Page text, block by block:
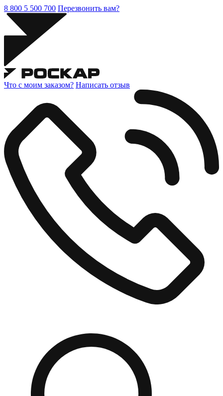
8 800 5 500 700 Перезвонить вам?
Что с моим заказом? Написать отзыв